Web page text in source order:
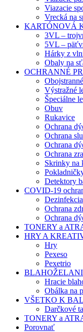
Viazacie
Vrecká na
KARTÓNOVÁ
3VL –
5VL –
Hárky z
Obaly na
OCHRANNÉ
Výstražné
Špeciálne
Obuv
Rukavice
Ochrana
Ochrana
Ochrana
Ochrana
Skrinky na
Detektory
COVID-19
Dezinfekcia
Ochrana
Ochrana
TONERY a
HRY A
Hry
Pexeso
Pexetrio
Hracie
Obálka na
VŠETKO K
Darčkové
TONERY a
Porovnať